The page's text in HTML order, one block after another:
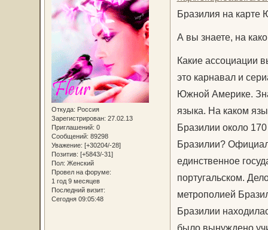
Откуда: Россия
Зарегистрирован: 27.02.13
Приглашений: 0
Сообщений: 89298
Уважение: [+30204/-28]
Позитив: [+5843/-31]
Пол: Женский
Провел на форуме:
1 год 9 месяцев
Последний визит:
Сегодня 09:05:48
Бразилия на
А вы знаете, на
Какие ассоциации
это карнавал и
Южной Америке.
языка. На каком
Бразилии около
Бразилии?
единственное
португальском.
метрополией
Бразилии
было вынуждено